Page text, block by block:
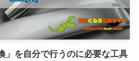
」を自分で行うのに必要な工具